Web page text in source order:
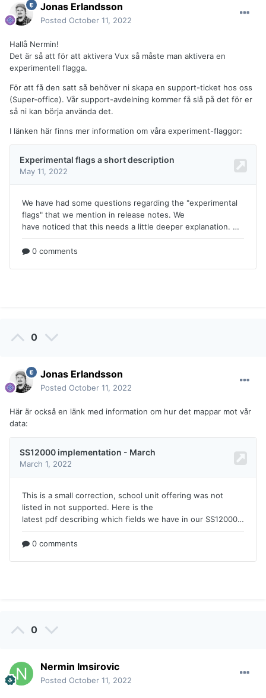
Jonas Erlandsson
Posted October 11, 2022
Hallå Nermin!
Det är så att för att aktivera Vux så måste man aktivera en
experimentell flagga.
För att få den satt så behöver ni skapa en support-ticket hos oss
(Super-office). Vår support-avdelning kommer få slå på det för er
så ni kan börja använda det.
I länken här finns mer information om våra experiment-flaggor:
0
Jonas Erlandsson
Posted October 11, 2022
Här är också en länk med information om hur det mappar mot vår
data:
0
Nermin Imsirovic
Posted October 11, 2022